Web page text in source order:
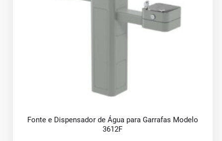
Fonte e Dispensador de Água para Garrafas Modelo
3612F